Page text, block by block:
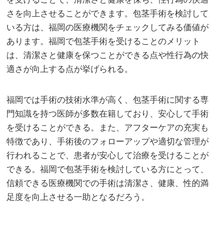
さを向上させることができます。包茎手術を検討して
いる方は、福岡の医療機関をチェックしてみる価値が
あります。福岡で包茎手術を受けることのメリット
は、清潔さと健康を保つことができる点や性行為の快
適さが向上する点が挙げられる。
福岡では手術の技術水準が高く、包茎手術に関する専
門知識を持つ医師が多数在籍しており、安心して手術
を受けることができる。また、アフターケアの充実も
特徴であり、手術後のフォローアップや適切な管理が
行われることで、患者が安心して治療を受けることが
できる。福岡で包茎手術を検討している方にとって、
信頼できる医療機関での手術は清潔さ、健康、性的満
足度を向上させる一助となるだろう。